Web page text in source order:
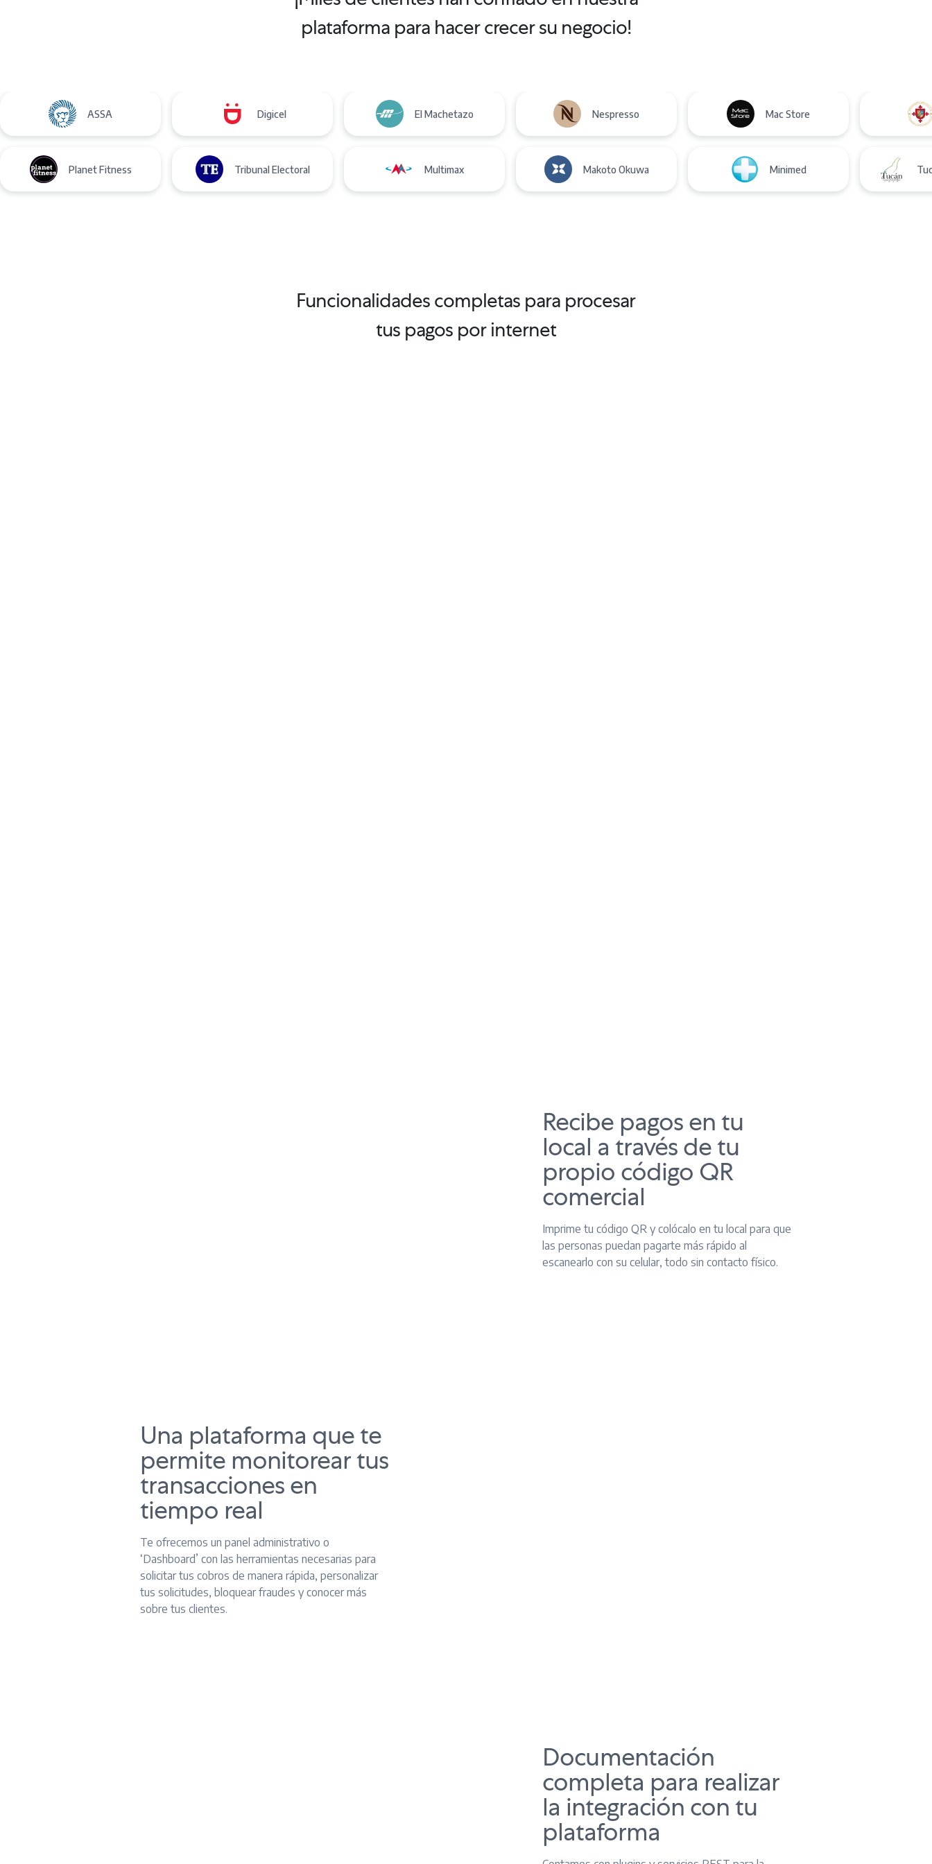
plataforma para hacer crecer su negocio!
ASSA Digicel El Machetazo Nespresso Mac Store
Planet Fitness Tribunal Electoral Multimax Makoto Okuwa Minimed
Funcionalidades completas para procesar
tus pagos por internet
Recibe pagos en tu
local a través de tu
propio código QR
comercial
Imprime tu código QR y colócalo en tu local para que
las personas puedan pagarte más rápido al
escanearlo con su celular, todo sin contacto físico.
Una plataforma que te
permite monitorear tus
transacciones en
tiempo real
Te ofrecemos un panel administrativo o
‘Dashboard’ con las herramientas necesarias para
solicitar tus cobros de manera rápida, personalizar
tus solicitudes, bloquear fraudes y conocer más
sobre tus clientes.
Documentación
completa para realizar
la integración con tu
plataforma